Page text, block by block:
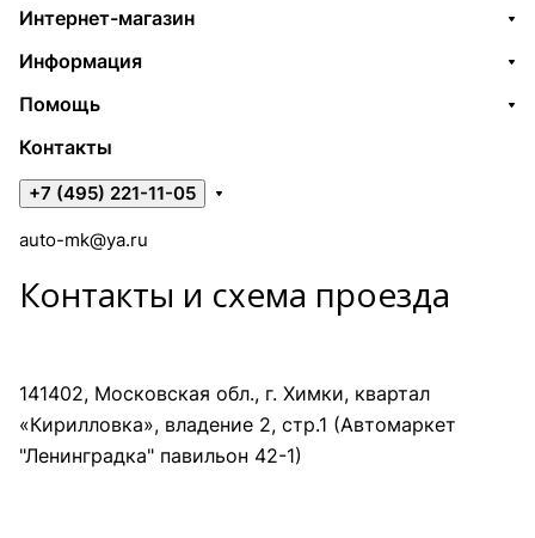
Интернет-магазин
Информация
Помощь
Контакты
+7 (495) 221-11-05
auto-mk@ya.ru
Контакты и схема проезда
141402, Московская обл., г. Химки, квартал
«Кирилловка», владение 2, стр.1 (Автомаркет
"Ленинградка" павильон 42-1)